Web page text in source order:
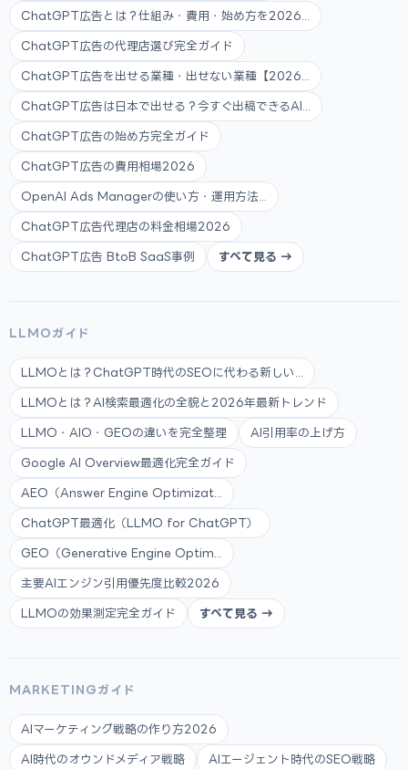
ChatGPT広告とは？仕組み・費用・始め方を2026...
ChatGPT広告の代理店選び完全ガイド
ChatGPT広告を出せる業種・出せない業種【2026...
ChatGPT広告は日本で出せる？今すぐ出稿できるAI...
ChatGPT広告の始め方完全ガイド
ChatGPT広告の費用相場2026
OpenAI Ads Managerの使い方・運用方法...
ChatGPT広告代理店の料金相場2026
ChatGPT広告 BtoB SaaS事例 すべて見る →
LLMOガイド
LLMOとは？ChatGPT時代のSEOに代わる新しい...
LLMOとは？AI検索最適化の全貌と2026年最新トレンド
LLMO・AIO・GEOの違いを完全整理 AI引用率の上げ方
Google AI Overview最適化完全ガイド
AEO（Answer Engine Optimizat...
ChatGPT最適化（LLMO for ChatGPT）
GEO（Generative Engine Optim...
主要AIエンジン引用優先度比較2026
LLMOの効果測定完全ガイド すべて見る →
MARKETINGガイド
AIマーケティング戦略の作り方2026
AI時代のオウンドメディア戦略 AIエージェント時代のSEO戦略